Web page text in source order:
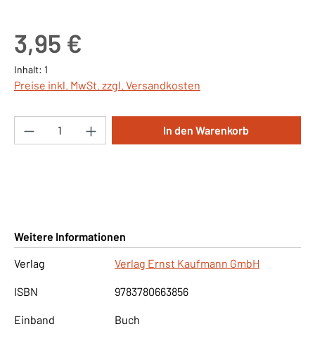
3,95 €
Inhalt: 1
Preise inkl. MwSt. zzgl. Versandkosten
Produkt Anzahl: Gib den gewünschten
In den Warenkorb
Weitere Informationen
Verlag
Verlag Ernst Kaufmann GmbH
ISBN 9783780663856
Einband Buch